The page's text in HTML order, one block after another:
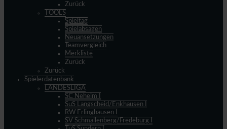
Zurück
TOOLS
Spieltag
Spielabsagen
Neuansetzungen
Teamvergleich
Merkliste
Zurück
Zurück
Spielerdatenbank
LANDESLIGA
SC Neheim I
SuS Langscheid/Enkhausen I
RW Erlinghausen I
SV Schmallenberg/Fredeburg I